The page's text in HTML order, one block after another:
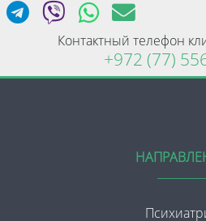
Контактный телефон
+972 (77)